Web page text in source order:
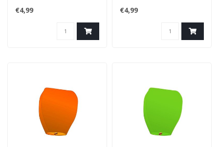
een verantwoord
alternatief..
€4,99
een verantwoord
alternatief..
€4,99